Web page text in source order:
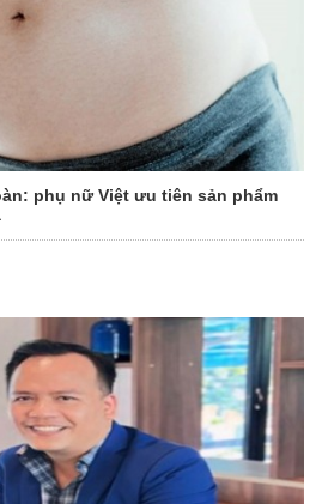
phụ nữ Việt ưu tiên sản phẩm